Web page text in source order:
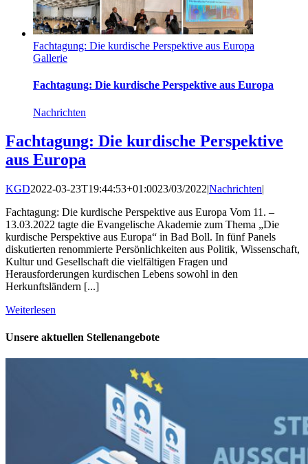
Fachtagung: Die kurdische Perspektive aus Europa
Gallerie
Fachtagung: Die kurdische Perspektive aus Europa
Nachrichten
Fachtagung: Die kurdische Perspektive
aus Europa
KGD2022-03-23T19:44:53+01:0023/03/2022|Nachrichten|
Fachtagung: Die kurdische Perspektive aus Europa Vom 11. –
13.03.2022 tagte die Evangelische Akademie zum Thema „Die
kurdische Perspektive aus Europa“ in Bad Boll. In fünf Panels
diskutierten renommierte Persönlichkeiten aus Politik, Wissenschaft,
Kultur und Gesellschaft die vielfältigen Fragen und
Herausforderungen kurdischen Lebens sowohl in den
Herkunftsländern [...]
Weiterlesen
Unsere aktuellen Stellenangebote